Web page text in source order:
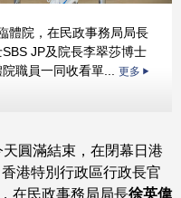
體院，在民政事務局局長
JP及院長李翠莎博士
職員一同收看單... 更多
更多
更多
圓滿結束，在閉幕日港
港特別行政區行政長官
在民政事務局局長徐英偉